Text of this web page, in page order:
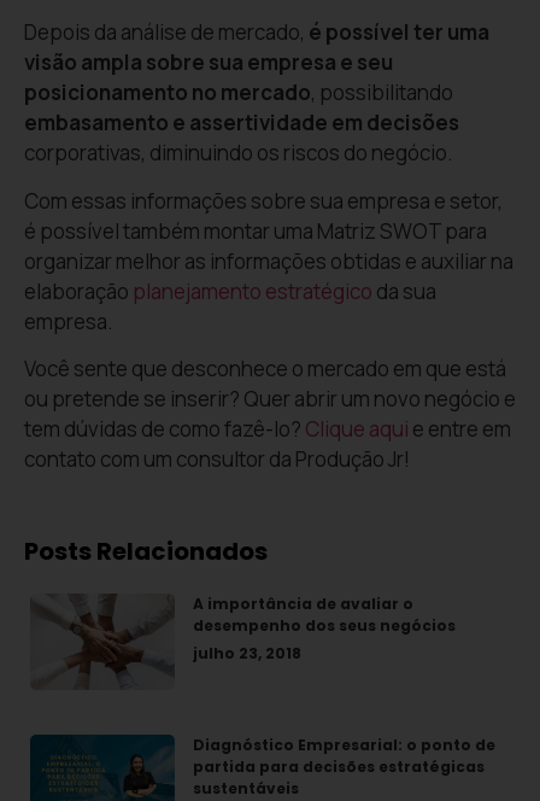
Depois da análise de mercado, é possível ter uma
visão ampla sobre sua empresa e seu
posicionamento no mercado, possibilitando
embasamento e assertividade em decisões
corporativas, diminuindo os riscos do negócio.
Com essas informações sobre sua empresa e setor,
é possível também montar uma Matriz SWOT para
organizar melhor as informações obtidas e auxiliar na
elaboração planejamento estratégico da sua
empresa.
Você sente que desconhece o mercado em que está
ou pretende se inserir? Quer abrir um novo negócio e
tem dúvidas de como fazê-lo? Clique aqui e entre em
contato com um consultor da Produção Jr!
Posts Relacionados
A importância de avaliar o
desempenho dos seus negócios
julho 23, 2018
Diagnóstico Empresarial: o ponto de
partida para decisões estratégicas
sustentáveis